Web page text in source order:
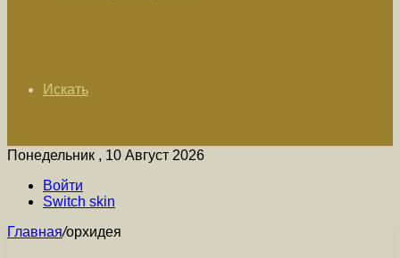
Искать
Понедельник , 10 Август 2026
Войти
Switch skin
Главная/орхидея